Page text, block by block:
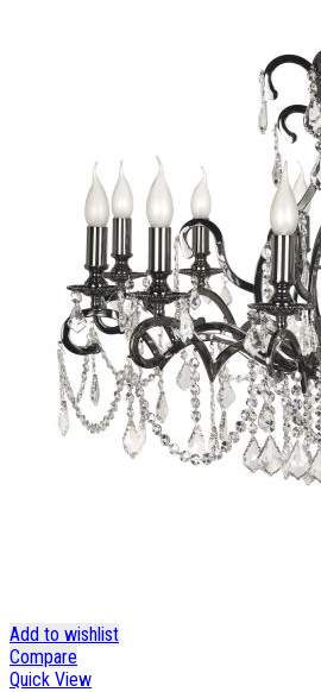
Add to wishlist
Compare
Quick View